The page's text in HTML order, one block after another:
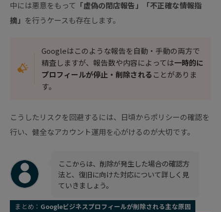
中には悪意をもって 「虚偽の閉店報告」「不正確な情報指
摘」 を行うケースも存在します。
Googleはこのような報告を自動・手動の両方で
精査しますが、報告数や内容によっては一時的に
プロフィールが停止・削除される ことがありま
す。
こうしたリスクを回避するには、日頃からポリシーの確認を
行い、健全なアカウント運用を心がけるのが大切です。
ここからは、削除が発生した場合の確認方
法と、復旧に向けた対応について詳しく見
ていきましょう。
まとめ： Googleビジネスプロフィールが削除される主な原因